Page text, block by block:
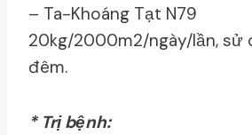
– Ta-Khoáng Tạt N79
20kg/2000m2/ngày/lần, sử
đêm.
* Trị bệnh: